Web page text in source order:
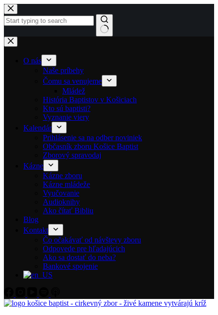
Skip to content
No results
O nás
Naše príbehy
Čomu sa venujeme
Mládež
História Baptistov v Košiciach
Kto sú baptisti?
Vyznanie viery
Kalendár
Prihlásenie sa na odber noviniek
Občasník zboru Košice Baptist
Zborový spravodaj
Kázne
Kázne zboru
Kázne mládeže
Vyučovanie
Audioknihy
Ako čítať Bibliu
Blog
Kontakt
Čo očakávať od návštevy zboru
Odpovede pre hľadajúcich
Ako sa dostať do neba?
Bankové spojenie